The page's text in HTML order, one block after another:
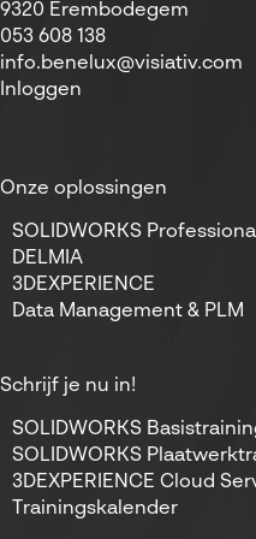
9320 Erembodegem
053 608 138
info.benelux@visiativ.com
Inloggen
Onze oplossingen
SOLIDWORKS Professional
DELMIA
3DEXPERIENCE
Data Management & PLM
Schrijf je nu in!
SOLIDWORKS
SOLIDWORKS
3DEXPERIENCE Cloud
Trainingskalender